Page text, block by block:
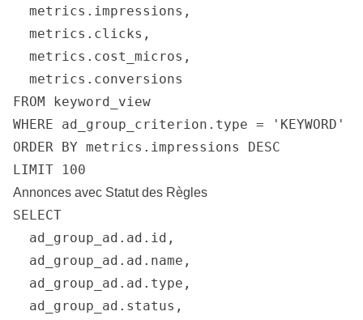
  metrics.impressions,
  metrics.clicks,
  metrics.cost_micros,
  metrics.conversions
FROM keyword_view
WHERE ad_group_criterion.type = 'KEYWORD'
ORDER BY metrics.impressions DESC
LIMIT 100
Annonces avec Statut des Règles
SELECT
  ad_group_ad.ad.id,
  ad_group_ad.ad.name,
  ad_group_ad.ad.type,
  ad_group_ad.status,